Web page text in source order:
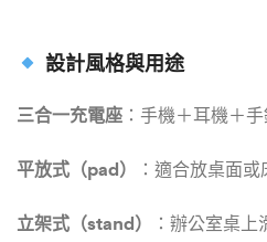
設計風格與用途
三合一充電座 ：手機＋耳機＋
平放式（pad） ：適合放桌面或
立架式（stand） ：辦公室桌